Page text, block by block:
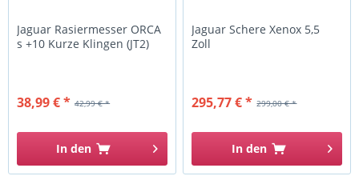
Jaguar Rasiermesser ORCA
s +10 Kurze Klingen (JT2)
42,99 € *
38,99 € *
In den
Jaguar Schere Xenox 5,5
Zoll
299,00 € *
295,77 € *
In den